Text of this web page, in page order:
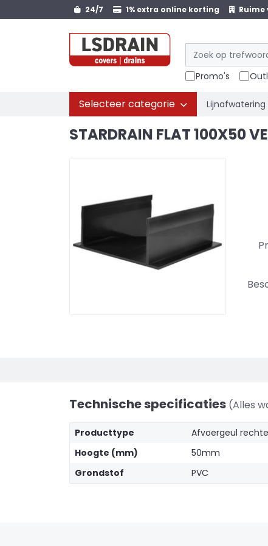
24/7 1% extra online korting
Promo's
Selecteer categorie Lijnafwatering
STARDRAIN FLAT 100X50
Technische specificaties (Alles
Producttype
Afvoergeul
Hoogte (mm)
50mm
Grondstof
PVC